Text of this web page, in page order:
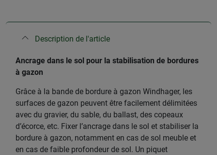
Description de l'article
Ancrage dans le sol pour la stabilisation de bordures
à gazon
Grâce à la bande de bordure à gazon Windhager, les
surfaces de gazon peuvent être facilement délimitées
avec du gravier, du sable, du ballast, des copeaux
d’écorce, etc. Fixer l’ancrage dans le sol et stabiliser la
bordure à gazon, notamment en cas de sol meuble et
en cas de faible profondeur de sol. Un piquet